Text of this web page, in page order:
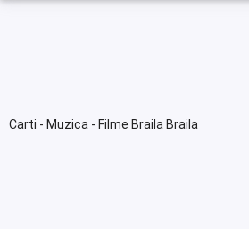
Carti - Muzica - Filme Braila Braila